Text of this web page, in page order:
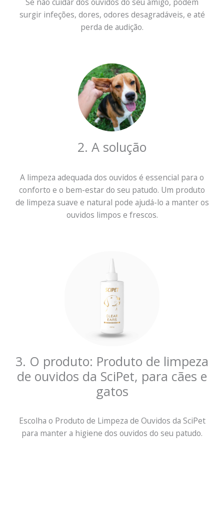
surgir infeções, dores, odores desagradáveis, e até
perda de audição.
2. A solução
A limpeza adequada dos ouvidos é essencial para o
conforto e o bem-estar do seu patudo. Um produto
de limpeza suave e natural pode ajudá-lo a manter os
ouvidos limpos e frescos.
3. O produto: Produto de limpeza
de ouvidos da SciPet, para cães e
gatos
Escolha o Produto de Limpeza de Ouvidos da SciPet
para manter a higiene dos ouvidos do seu patudo.